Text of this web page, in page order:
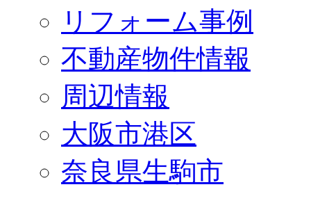
リフォーム事例
不動産物件情報
周辺情報
大阪市港区
奈良県生駒市